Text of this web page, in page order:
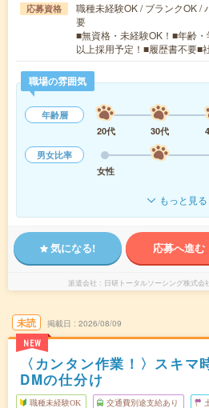
応募資格
職種未経験OK / ブランクOK /
要
■無資格・未経験OK！■年齢
以上採用予定！■履歴書不要■
職場の雰囲気
年齢層
20代
30代
男女比率
女性
もっと見る
気になる! 応募へ進む
派遣会社 日研トータルソーシング株式
未読
NEW
掲載日 2026/08/09
〈カンタン作業！〉スキマ
DMの仕分け
職種未経験OK 交通費別途支給あり